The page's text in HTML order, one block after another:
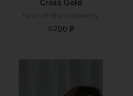
Cross Gold
Noir et Blanc Jewelry
5200 ₽